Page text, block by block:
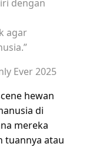
dengan
agar
Ever 2025
hewan
di
mereka
tuannya atau